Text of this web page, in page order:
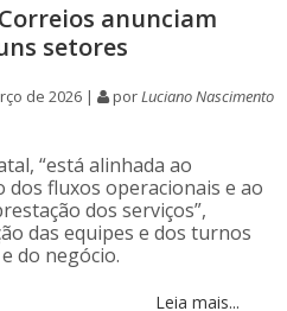
anunciam
setores
de 2026 | porLuciano Nascimento
“está alinhada ao
dos fluxos operacionais e ao
dos serviços”,
das equipes e dos turnos
do negócio.
Leia mais...